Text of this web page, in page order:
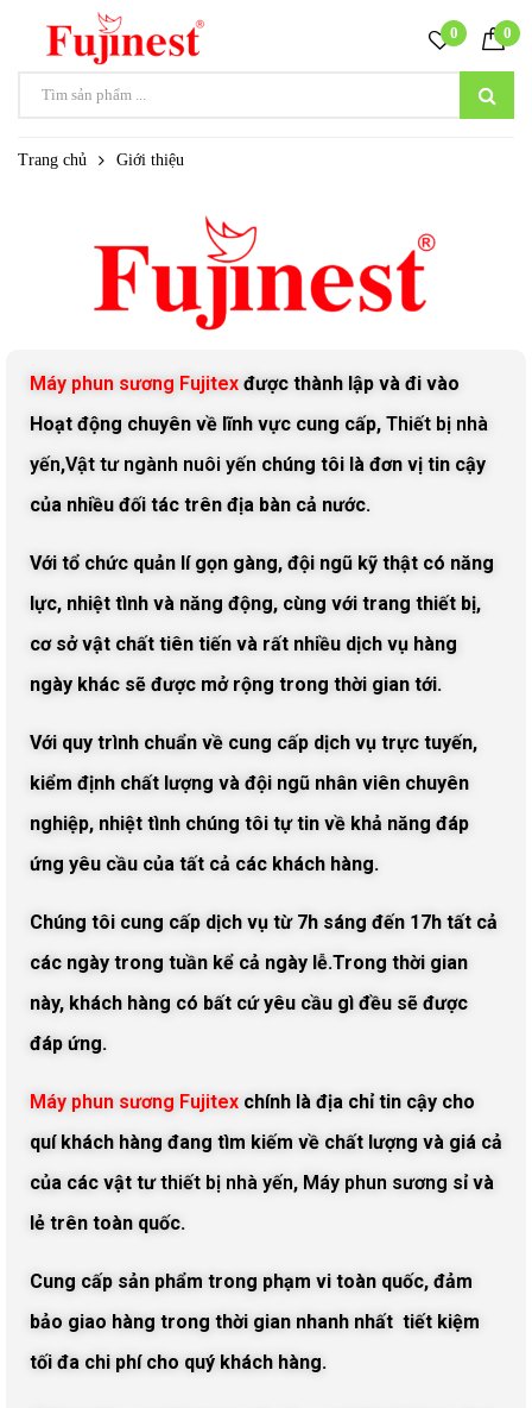
0 0
Trang chủ Giới thiệu
Máy phun sương Fujitex được thành lập và đi vào
Hoạt động chuyên về lĩnh vực cung cấp, Thiết bị nhà
yến,Vật tư ngành nuôi yến chúng tôi là đơn vị tin cậy
của nhiều đối tác trên địa bàn cả nước.
Với tổ chức quản lí gọn gàng, đội ngũ kỹ thật có năng
lực, nhiệt tình và năng động, cùng với trang thiết bị,
cơ sở vật chất tiên tiến và rất nhiều dịch vụ hàng
ngày khác sẽ được mở rộng trong thời gian tới.
Với quy trình chuẩn về cung cấp dịch vụ trực tuyến,
kiểm định chất lượng và đội ngũ nhân viên chuyên
nghiệp, nhiệt tình chúng tôi tự tin về khả năng đáp
ứng yêu cầu của tất cả các khách hàng.
Chúng tôi cung cấp dịch vụ từ 7h sáng đến 17h tất cả
các ngày trong tuần kể cả ngày lễ.Trong thời gian
này, khách hàng có bất cứ yêu cầu gì đều sẽ được
đáp ứng.
Máy phun sương Fujitex chính là địa chỉ tin cậy cho
quí khách hàng đang tìm kiếm về chất lượng và giá cả
của các vật tưthiết bị nhà yến, Máy phun sương sỉ và
lẻ trên toàn quốc.
Cung cấp sản phẩm trong phạm vi toàn quốc, đảm
bảo giao hàng trong thời gian nhanh nhất tiết kiệm
tối đa chi phí cho quý khách hàng.